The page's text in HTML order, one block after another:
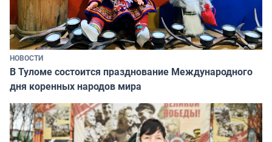
НОВОСТИ
В Туломе состоится празднование Международного
дня коренных народов мира